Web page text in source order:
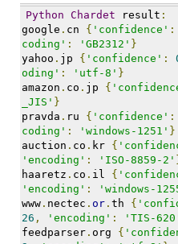
Python Chardet result :
google . cn { 'confidence' :
coding' : 'GB2312' }
yahoo . jp { 'confidence' :
oding' : 'utf-8' }
amazon . co . jp {
_JIS' }
pravda . ru { 'confidence' :
coding' : 'windows-1251' }
auction . co . kr {
'encoding' : 'ISO-8859-2'
haaretz . co . il {
'encoding' : 'windows-
www . nectec . or . th {
26 , 'encoding' : 'TIS-
feedparser . org {
이
11
둘
째
사
고
일
지
Tech
143
안
녕
리
눅